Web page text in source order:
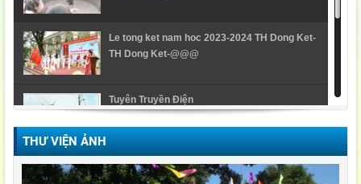
Le tong ket nam hoc 2023-2024 TH Dong Ket-
TH Dong Ket-@@@
Tuyên Truyền Điện
Video Lễ trao giải cuộc thi Violympic Quốc gia
THƯ VIỆN ẢNH